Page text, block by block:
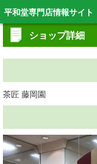
平和堂専門店情報サイト
ショップ詳細
茶匠 藤岡園